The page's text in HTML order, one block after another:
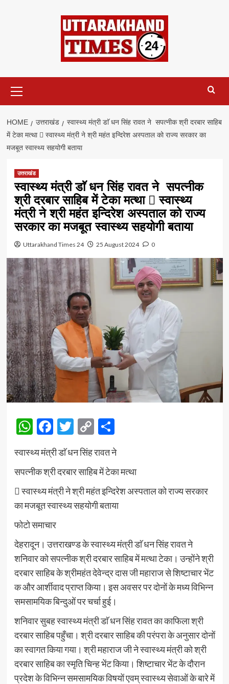
Menu
HOME उत्तराखंड
स्वास्थ्य मंत्री डाॅ धन सिंह रावत ने सपत्नीक श्री दरबार साहिब
में टेका मत्था  स्वास्थ्य मंत्री ने श्री महंत इन्दिरेश अस्पताल को राज्य सरकार का
मजबूत स्वास्थ्य सहयोगी बताया
उत्तराखंड
स्वास्थ्य मंत्री डाॅ धन सिंह रावत ने सपत्नीक
श्री दरबार साहिब में टेका मत्था  स्वास्थ्य
मंत्री ने श्री महंत इन्दिरेश अस्पताल को राज्य
सरकार का मजबूत स्वास्थ्य सहयोगी बताया
Uttarakhand Times 24 25 August 2024 0
WhatsApp
Facebook
Twitter
Copy
Link
Share
स्वास्थ्य मंत्री डाॅ धन सिंह रावत ने
सपत्नीक श्री दरबार साहिब में टेका मत्था
 स्वास्थ्य मंत्री ने श्री महंत इन्दिरेश अस्पताल को राज्य सरकार
का मजबूत स्वास्थ्य सहयोगी बताया
फोटो समाचार
देहरादून। उत्तराखण्ड के स्वास्थ्य मंत्री डाॅ धन सिंह रावत ने
शनिवार को सपत्नीक श्री दरबार साहिब में मत्था टेका। उन्होंने श्री
दरबार साहिब के श्रीमहंत देवेन्द्र दास जी महाराज से शिष्टाचार भेंट
क और आर्शीवाद प्राप्त किया। इस अवसर पर दोनों के मध्य विभिन्न
समसामयिक बिन्दुओं पर चर्चा हुई।
शनिवार सुबह स्वास्थ्य मंत्री डाॅ धन सिंह रावत का काफिला श्री
दरबार साहिब पहुँचा। श्री दरबार साहिब की परंपरा के अनुसार दोनों
का स्वागत किया गया। श्री महाराज जी ने स्वास्थ्य मंत्री को श्री
दरबार साहिब का स्मृति चिन्ह भेंट किया। शिष्टाचार भेंट के दौरान
प्रदेश के विभिन्न समसामयिक विषयों एवम् स्वास्थ्य सेवाओं के बारे में